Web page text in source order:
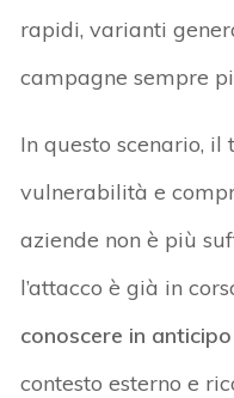
rapidi, varianti
campagne sempre
In questo scenario, il
vulnerabilità e
aziende non è più
l’attacco è già in
conoscere in
contesto esterno e